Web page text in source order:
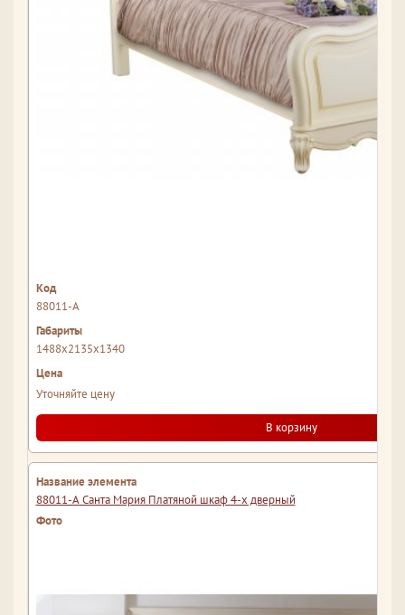
88011-А
1488x2135x1340
Уточняйте цену
В корзину
88011-А Санта Мария Платяной шкаф 4-х дверный